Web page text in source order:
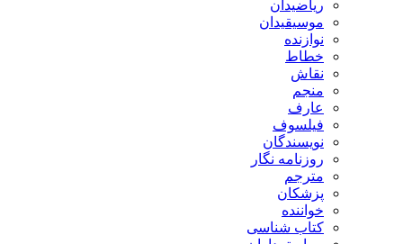
ریاضیدان
موسیقیدان
نوازنده
خطاط
نقاش
منجم
عارف
فیلسوف
نویسندگان
روزنامه نگار
مترجم
پزشکان
خواننده
کتاب شناسی